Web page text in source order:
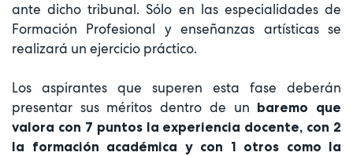
ante dicho tribunal. Sólo en las especialidades de
Formación Profesional y enseñanzas artísticas se
realizará un ejercicio práctico.
Los aspirantes que superen esta fase deberán
presentar sus méritos dentro de un baremo que
valora con 7 puntos la experiencia docente, con 2
la formación académica y con 1 otros como la